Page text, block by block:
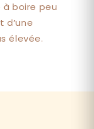
boire peu
d’une
élevée.